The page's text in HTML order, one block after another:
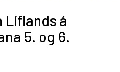
Líflands á
5. og 6.